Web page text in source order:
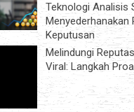
Teknologi Analisis
Keputusan
Melindungi
Viral: Langkah